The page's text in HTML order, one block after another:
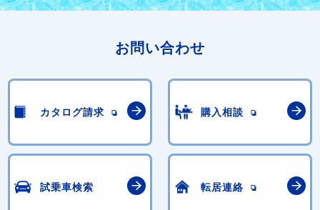
お問い合わせ
カタログ請求 購入相談
試乗車検索 転居連絡